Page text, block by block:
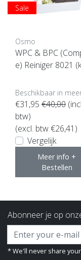
Sale
Osmo
WPC & BPC
e) Reiniger 8021 (klik hi
€31,95 €40,00
btw)
(excl. btw €26,41)
Vergelijk
Meer info +
Bestellen
Abonneer je op
* We'll never share